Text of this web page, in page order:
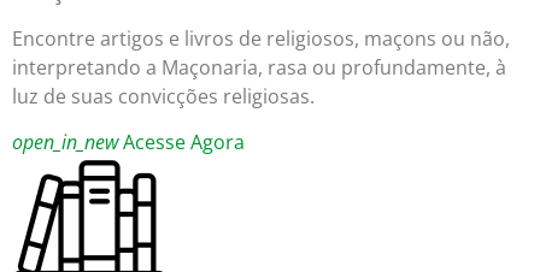
Encontre artigos e livros de religiosos, maçons ou não,
interpretando a Maçonaria, rasa ou profundamente, à
luz de suas convicções religiosas.
open_in_newAcesse Agora